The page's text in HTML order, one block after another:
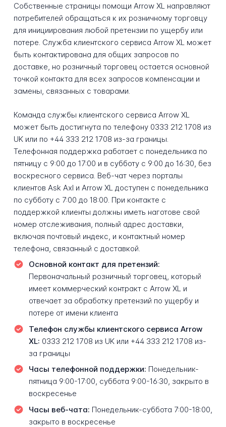
Собственные страницы помощи Arrow XL направляют
потребителей обращаться к их розничному торговцу
для инициирования любой претензии по ущербу или
потере. Служба клиентского сервиса Arrow XL может
быть контактирована для общих запросов по
доставке, но розничный торговец остается основной
точкой контакта для всех запросов компенсации и
замены, связанных с товарами.
Команда службы клиентского сервиса Arrow XL
может быть достигнута по телефону 0333 212 1708 из
UK или по +44 333 212 1708 из-за границы.
Телефонная поддержка работает с понедельника по
пятницу с 9:00 до 17:00 и в субботу с 9:00 до 16:30, без
воскресного сервиса. Веб-чат через порталы
клиентов Ask Axl и Arrow XL доступен с понедельника
по субботу с 7:00 до 18:00. При контакте с
поддержкой клиенты должны иметь наготове свой
номер отслеживания, полный адрес доставки,
включая почтовый индекс, и контактный номер
телефона, связанный с доставкой.
Основной контакт для претензий:
Первоначальный розничный торговец, который
имеет коммерческий контракт с Arrow XL и
отвечает за обработку претензий по ущербу и
потере от имени клиента
Телефон службы клиентского сервиса Arrow
XL: 0333 212 1708 из UK или +44 333 212 1708 из-
за границы
Часы телефонной поддержки: Понедельник-
пятница 9:00-17:00, суббота 9:00-16:30, закрыто в
воскресенье
Часы веб-чата: Понедельник-суббота 7:00-18:00,
закрыто в воскресенье